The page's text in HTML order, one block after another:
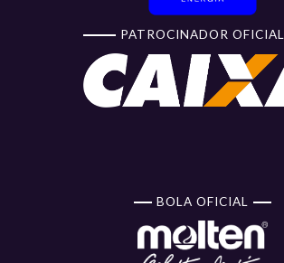
PATROCINADOR OFICIAL
BOLA OFICIAL